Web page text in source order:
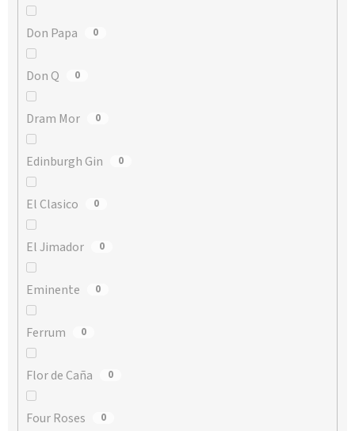
Don Papa 0
Don Q 0
Dram Mor 0
Edinburgh Gin 0
El Clasico 0
El Jimador 0
Eminente 0
Ferrum 0
Flor de Caña 0
Four Roses 0